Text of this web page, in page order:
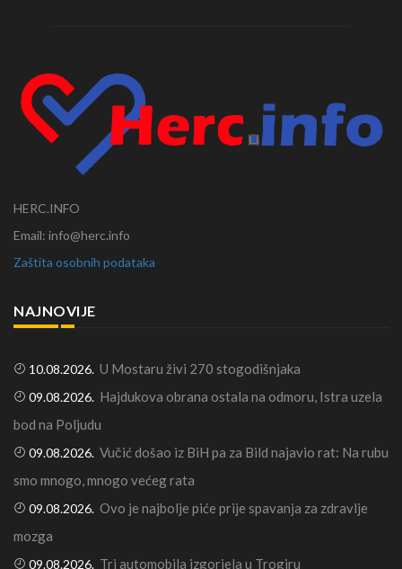
HERC.INFO
Email: info@herc.info
Zaštita osobnih podataka
NAJNOVIJE
10.08.2026. U Mostaru živi 270 stogodišnjaka
09.08.2026. Hajdukova obrana ostala na odmoru, Istra uzela
bod na Poljudu
09.08.2026. Vučić došao iz BiH pa za Bild najavio rat: Na rubu
smo mnogo, mnogo većeg rata
09.08.2026. Ovo je najbolje piće prije spavanja za zdravlje
mozga
09.08.2026. Tri automobila izgorjela u Trogiru